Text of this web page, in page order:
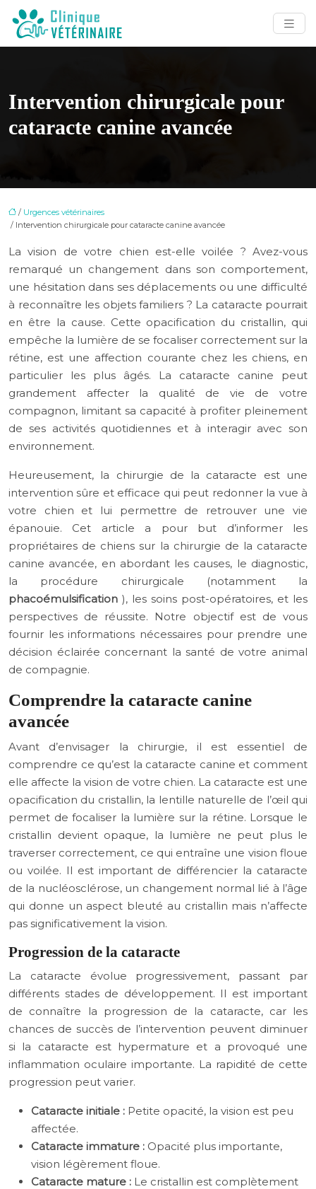
Intervention chirurgicale pour
cataracte canine avancée
/ Urgences vétérinaires
/ Intervention chirurgicale pour cataracte canine avancée
La vision de votre chien est-elle voilée ? Avez-vous
remarqué un changement dans son comportement,
une hésitation dans ses déplacements ou une difficulté
à reconnaître les objets familiers ? La cataracte pourrait
en être la cause. Cette opacification du cristallin, qui
empêche la lumière de se focaliser correctement sur la
rétine, est une affection courante chez les chiens, en
particulier les plus âgés. La cataracte canine peut
grandement affecter la qualité de vie de votre
compagnon, limitant sa capacité à profiter pleinement
de ses activités quotidiennes et à interagir avec son
environnement.
Heureusement, la chirurgie de la cataracte est une
intervention sûre et efficace qui peut redonner la vue à
votre chien et lui permettre de retrouver une vie
épanouie. Cet article a pour but d’informer les
propriétaires de chiens sur la chirurgie de la cataracte
canine avancée, en abordant les causes, le diagnostic,
la procédure chirurgicale (notamment la
phacoémulsification ), les soins post-opératoires, et les
perspectives de réussite. Notre objectif est de vous
fournir les informations nécessaires pour prendre une
décision éclairée concernant la santé de votre animal
de compagnie.
Comprendre la cataracte canine
avancée
Avant d’envisager la chirurgie, il est essentiel de
comprendre ce qu’est la cataracte canine et comment
elle affecte la vision de votre chien. La cataracte est une
opacification du cristallin, la lentille naturelle de l’œil qui
permet de focaliser la lumière sur la rétine. Lorsque le
cristallin devient opaque, la lumière ne peut plus le
traverser correctement, ce qui entraîne une vision floue
ou voilée. Il est important de différencier la cataracte
de la nucléosclérose, un changement normal lié à l’âge
qui donne un aspect bleuté au cristallin mais n’affecte
pas significativement la vision.
Progression de la cataracte
La cataracte évolue progressivement, passant par
différents stades de développement. Il est important
de connaître la progression de la cataracte, car les
chances de succès de l’intervention peuvent diminuer
si la cataracte est hypermature et a provoqué une
inflammation oculaire importante. La rapidité de cette
progression peut varier.
Cataracte initiale : Petite opacité, la vision est peu
affectée.
Cataracte immature : Opacité plus importante,
vision légèrement floue.
Cataracte mature : Le cristallin est complètement